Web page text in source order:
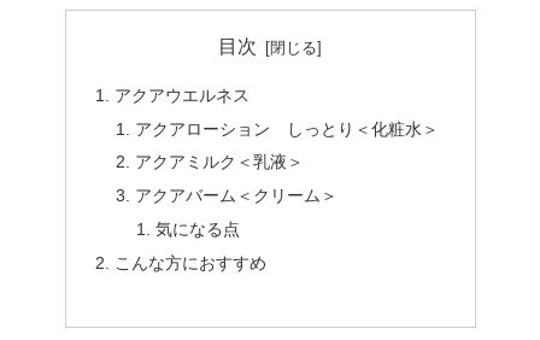
目次
アクアウエルネス
アクアローション しっとり＜化粧水＞
アクアミルク＜乳液＞
アクアバーム＜クリーム＞
気になる点
こんな方におすすめ